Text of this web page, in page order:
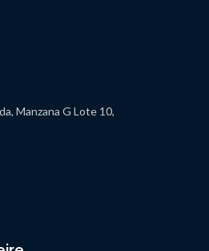
Manzana G Lote 10,